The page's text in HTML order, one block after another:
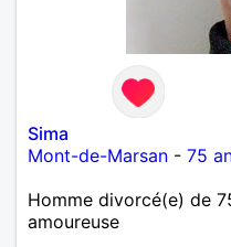
Sima
Mont-de-Marsan - 75
Homme divorcé(e) de
amoureuse